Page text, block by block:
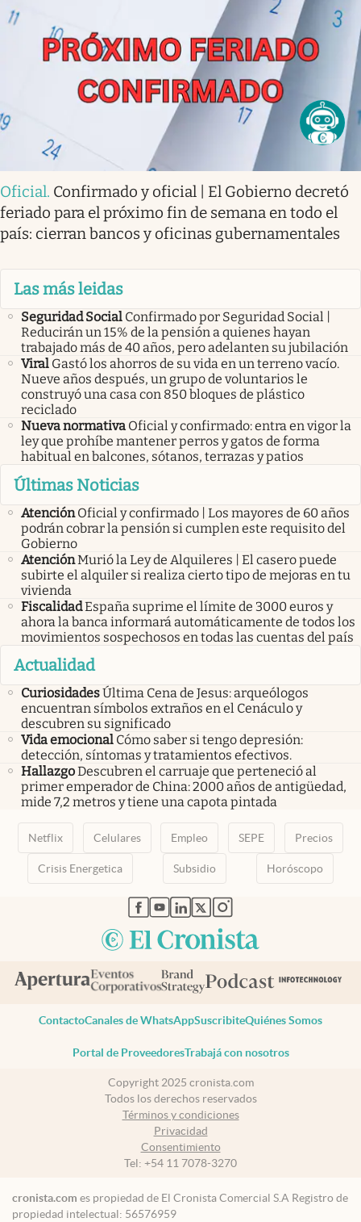
Oficial. Confirmado y oficial | El Gobierno decretó
feriado para el próximo fin de semana en todo el
país: cierran bancos y oficinas gubernamentales
Las más leidas
Seguridad Social Confirmado por Seguridad Social |
Reducirán un 15% de la pensión a quienes hayan
trabajado más de 40 años, pero adelanten su jubilación
Viral Gastó los ahorros de su vida en un terreno vacío.
Nueve años después, un grupo de voluntarios le
construyó una casa con 850 bloques de plástico
reciclado
Nueva normativa Oficial y confirmado: entra en vigor la
ley que prohíbe mantener perros y gatos de forma
habitual en balcones, sótanos, terrazas y patios
Últimas Noticias
Atención Oficial y confirmado | Los mayores de 60 años
podrán cobrar la pensión si cumplen este requisito del
Gobierno
AtenciónMurió la Ley de Alquileres | El casero puede
subirte el alquiler si realiza cierto tipo de mejoras en tu
vivienda
FiscalidadEspaña suprime el límite de 3000 euros y
ahora la banca informará automáticamente de todos los
movimientos sospechosos en todas las cuentas del país
Actualidad
CuriosidadesÚltima Cena de Jesus: arqueólogos
encuentran símbolos extraños en el Cenáculo y
descubren su significado
Vida emocional Cómo saber si tengo depresión:
detección, síntomas y tratamientos efectivos.
HallazgoDescubren el carruaje que perteneció al
primer emperador de China: 2000 años de antigüedad,
mide 7,2 metros y tiene una capota pintada
Netflix Celulares Empleo SEPE Precios
Crisis Energetica Subsidio Horóscopo
abre en nueva pestaña
abre en nueva pestaña
abre en nueva pestaña
abre en nueva pestaña
abre en nueva pestaña
ContactoCanales de WhatsAppSuscribiteQuiénes Somos
Portal de ProveedoresTrabajá con nosotros
Copyright 2025 cronista.com
Todos los derechos reservados
Términos y condiciones
Privacidad
Consentimiento
Tel: +54 11 7078-3270
cronista.com es propiedad de El Cronista Comercial S.A Registro de
propiedad intelectual: 56576959